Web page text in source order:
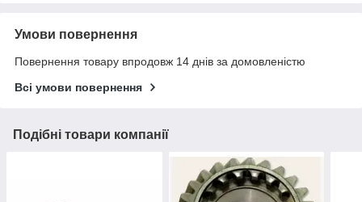
Умови повернення
Повернення товару впродовж 14 днів за домовленістю
Всі умови повернення
Подібні товари компанії